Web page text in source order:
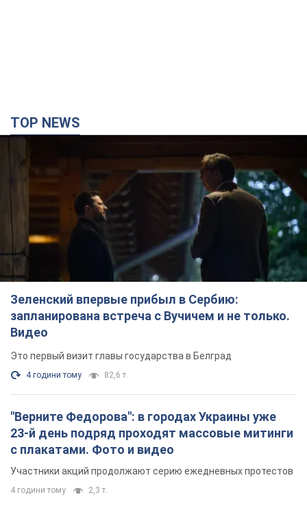
TOP NEWS
Зеленский впервые прибыл в Сербию:
запланирована встреча с Вучичем и не только.
Видео
Это первый визит главы государства в Белград
4 години тому 82,6 т.
"Верните Федорова": в городах Украины уже
23-й день подряд проходят массовые митинги
с плакатами. Фото и видео
Участники акций продолжают серию ежедневных протестов
4 години тому 2,3 т.